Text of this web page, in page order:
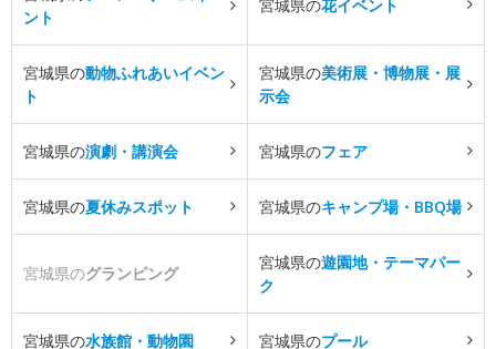
ント
宮城県の花イベント
宮城県の動物ふれあいイベン
ト
宮城県の美術展・博物展・展
示会
宮城県の演劇・講演会 宮城県のフェア
宮城県の夏休みスポット 宮城県のキャンプ場・BBQ場
宮城県のグランピング
宮城県の遊園地・テーマパー
ク
宮城県の水族館・動物園 宮城県のプール